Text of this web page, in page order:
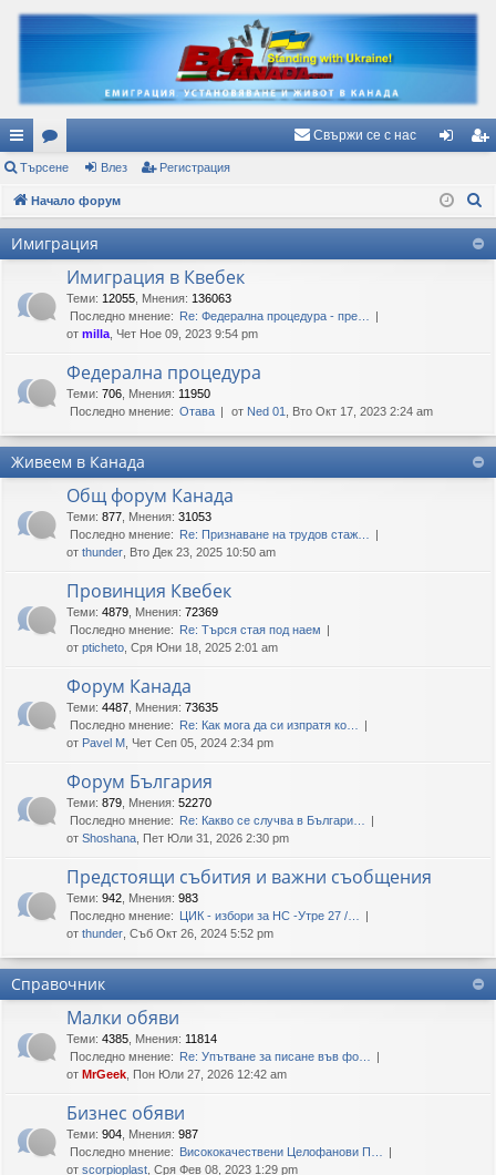
ъ
рз
и
ъз
ор
ум
Свържи се с нас
з ис
тр
Търсене Влез Регистрация
Начало форум
Имиграция
Имиграция в Квебек
Теми: 12055 Мнения: 136063
Последно мнение: Re: Федерална процедура - пре…
от milla , Чет Ное 09, 2023 9:54 pm
Федерална процедура
Теми: 706 Мнения: 11950
Последно мнение: Отава от Ned 01 , Вто Окт 17, 2023 2:24 am
Живеем в Канада
Общ форум Канада
Теми: 877 Мнения: 31053
Последно мнение: Re: Признаване на трудов стаж…
от thunder , Вто Дек 23, 2025 10:50 am
Провинция Квебек
Теми: 4879 Мнения: 72369
Последно мнение: Re: Търся стая под наем
от pticheto , Сря Юни 18, 2025 2:01 am
Форум Канада
Теми: 4487 Мнения: 73635
Последно мнение: Re: Как мога да си изпратя ко…
от Pavel M , Чет Сеп 05, 2024 2:34 pm
Форум България
Теми: 879 Мнения: 52270
Последно мнение: Re: Какво се случва в Българи…
от Shoshana , Пет Юли 31, 2026 2:30 pm
Предстоящи събития и важни съобщения
Теми: 942 Мнения: 983
Последно мнение: ЦИК - избори за НС -Утре 27 /…
от thunder , Съб Окт 26, 2024 5:52 pm
Справочник
Малки обяви
Теми: 4385 Мнения: 11814
Последно мнение: Re: Упътване за писане във фо…
от MrGeek , Пон Юли 27, 2026 12:42 am
Бизнес обяви
Теми: 904 Мнения: 987
Последно мнение: Висококачествени Целофанови П…
от scorpioplast , Сря Фев 08, 2023 1:29 pm